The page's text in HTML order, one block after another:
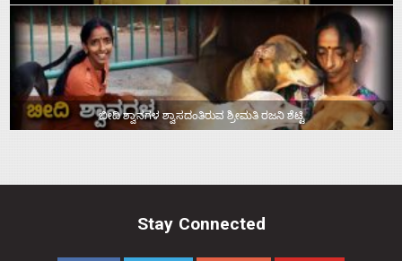
ಬೀದಿ ಶ್ವಾನಗಳ ಶ್ವಾಸದಂತಿರುವ ಶ್ರೀಮತಿ ರಜನಿ ಶೆಟ್ಟಿ
Stay Connected